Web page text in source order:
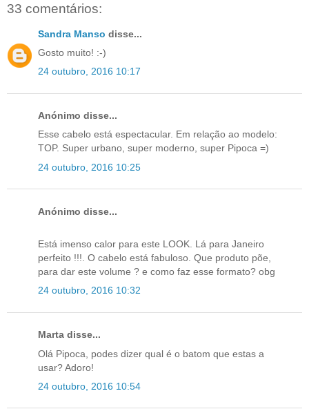
33 comentários:
Sandra Manso disse...
Gosto muito! :-)
24 outubro, 2016 10:17
Anónimo disse...
Esse cabelo está espectacular. Em relação ao modelo:
TOP. Super urbano, super moderno, super Pipoca =)
24 outubro, 2016 10:25
Anónimo disse...
Está imenso calor para este LOOK. Lá para Janeiro
perfeito !!!. O cabelo está fabuloso. Que produto põe,
para dar este volume ? e como faz esse formato? obg
24 outubro, 2016 10:32
Marta disse...
Olá Pipoca, podes dizer qual é o batom que estas a
usar? Adoro!
24 outubro, 2016 10:54